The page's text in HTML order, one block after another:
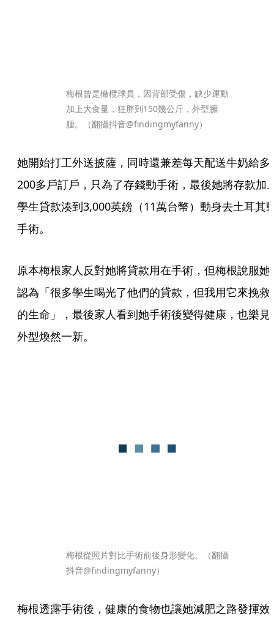
梅根曾是橄欖球員，因背部受傷，缺少運動
加上大食量，狂胖到150幾公斤，外型臃
腫。（翻攝抖音@findingmyfanny）
她開始打工外送披薩，同時還兼差每天配送牛奶給多
200多戶訂戶，只為了存錢動手術，最後她將存款加
學生貸款湊到3,000英鎊（11萬台幣）動身去土耳其
手術。
原本梅根家人反對她將貸款用在手術，但梅根說服她
認為「很多學生喝光了他們的貸款，但我用它來挽救
的生命」，最後家人看到她手術後變得健康，也樂見
外型煥然一新。
梅根從照片對比手術前後身形變化。（翻攝
抖音@findingmyfanny）
梅根透露手術後，健康的食物也讓她減肥之路發揮效